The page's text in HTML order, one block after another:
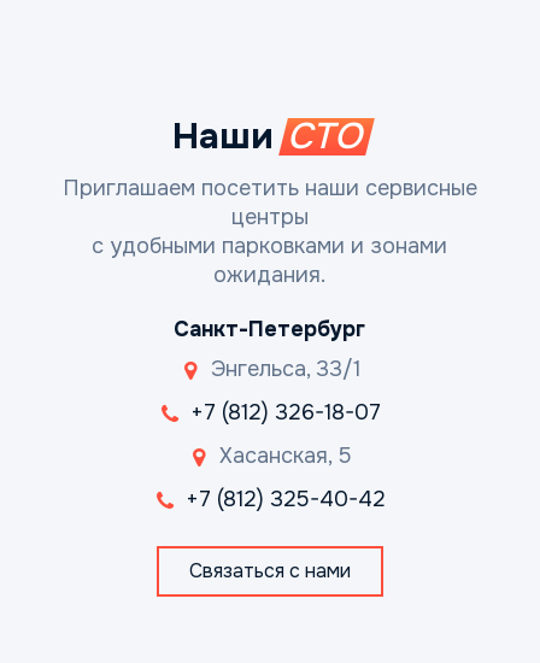
Наши СТО
Приглашаем посетить наши сервисные
центры
с удобными парковками и зонами
ожидания.
Санкт-Петербург
Энгельса, 33/1
+7 (812) 326-18-07
Хасанская, 5
+7 (812) 325-40-42
Связаться с нами